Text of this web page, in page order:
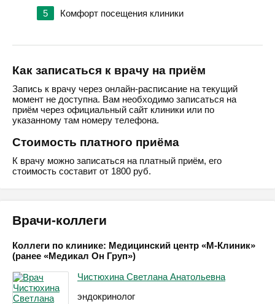
5 Комфорт посещения клиники
Как записаться к врачу на приём
Запись к врачу через онлайн-расписание на текущий
момент не доступна. Вам необходимо записаться на
приём через официальный сайт клиники или по
указанному там номеру телефона.
Стоимость платного приёма
К врачу можно записаться на платный приём, его
стоимость составит от 1800 руб.
Врачи-коллеги
Коллеги по клинике: Медицинский центр «М-Клиник»
(ранее «Медикал Он Груп»)
Чистюхина Светлана Анатольевна
эндокринолог